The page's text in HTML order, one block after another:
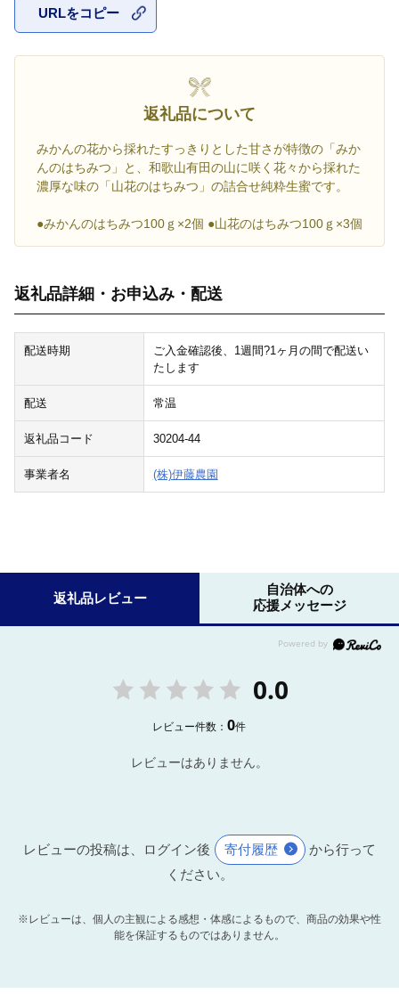
URLをコピー
返礼品について
みかんの花から採れたすっきりとした甘さが特徴の「みか
んのはちみつ」と、和歌山有田の山に咲く花々から採れた
濃厚な味の「山花のはちみつ」の詰合せ純粋生蜜です。
●みかんのはちみつ100ｇ×2個 ●山花のはちみつ100ｇ×3個
返礼品詳細・お申込み・配送
配送時期
ご入金確認後、1週間?1ヶ月の間で配送い
たします
配送 常温
返礼品コード 30204-44
事業者名 (株)伊藤農園
返礼品レビュー
自治体への
応援メッセージ
0.0
レビュー件数：0件
レビューはありません。
レビューの投稿は、ログイン後 寄付履歴
から行って
ください。
※レビューは、個人の主観による感想・体感によるもので、商品の効果や性
能を保証するものではありません。